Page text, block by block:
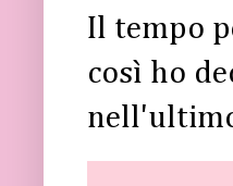
Il tempo
così ho